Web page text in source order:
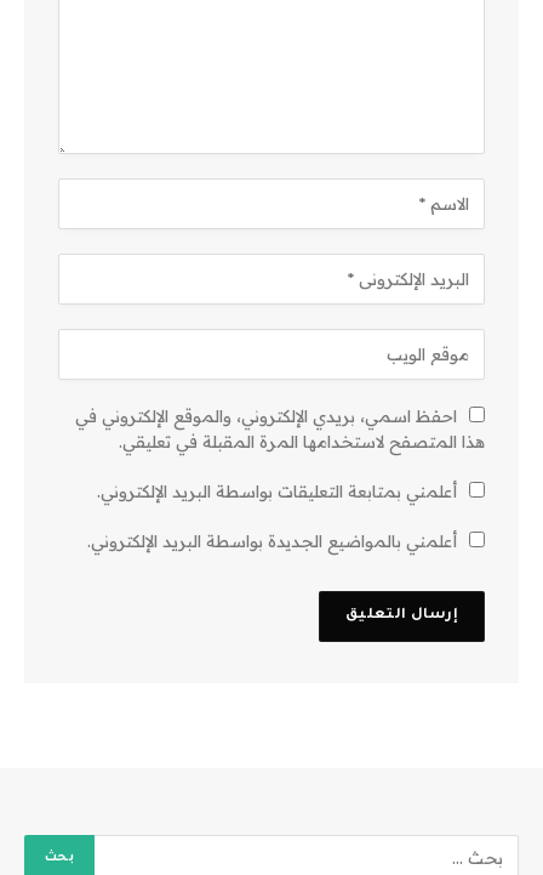
احفظ اسمي، بريدي الإلكتروني، والموقع الإلكتروني في
هذا المتصفح لاستخدامها المرة المقبلة في تعليقي.
أعلمني بمتابعة التعليقات بواسطة البريد الإلكتروني.
أعلمني بالمواضيع الجديدة بواسطة البريد الإلكتروني.